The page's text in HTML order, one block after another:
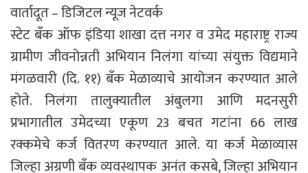
वार्तादूत – डिजिटल न्यूज नेटवर्क
स्टेट बँक ऑफ इंडिया शाखा दत्त नगर व उमेद महाराष्ट्र राज्य
ग्रामीण जीवनोन्नती अभियान निलंगा यांच्या संयुक्त विद्यमाने
मंगळवारी (दि. ११) बँक मेळाव्याचे आयोजन करण्यात आले
होते. निलंगा तालुक्यातील अंबुलगा आणि मदनसुरी
प्रभागातील उमेदच्या एकूण 23 बचत गटांना 66 लाख
रक्कमेचे कर्ज वितरण करण्यात आले. या कर्ज मेळाव्यास
जिल्हा अग्रणी बँक व्यवस्थापक अनंत कसबे, जिल्हा अभियान